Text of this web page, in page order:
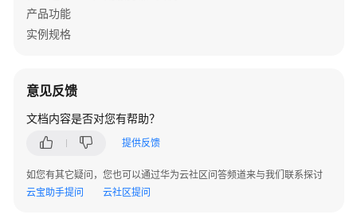
产品功能
实例规格
意见反馈
文档内容是否对您有帮助？
提供反馈
如您有其它疑问，您也可以通过华为云社区问答频道来与我们联系探讨
云宝助手提问
云社区提问